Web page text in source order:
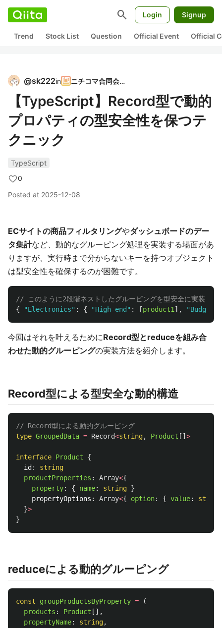
search Login Signup
Trend Stock List Question Official Event Official
@sk222in ニチコマ合同会社
【TypeScript】Record型で動的
プロパティの型安全性を保つテ
クニック
TypeScript
0
Posted at 2025-12-08
ECサイトの商品フィルタリングやダッシュボードのデー
タ集計など、動的なグルーピング処理を実装する場面があ
りますが、実行時まで分からないキーを持つオブジェクト
は型安全性を確保するのが困難です。
// このように2段階ネストしたグルーピングを型安全に実装した
{
"Electronics" : { "High-end " : [product1 ], "Budget
今回はそれを叶えるためにRecord型とreduceを組み合
わせた動的グルーピングの実装方法を紹介します。
Record型による型安全な動的構造
// Record型による動的グルーピング
type GroupedData = Record<string, Product [] >
interface Product
{
id :
string
productProperties : Array<{
property: { name: string }
propertyOptions : Array<{ option: { value:
string
}>
}
reduceによる動的グルーピング
const groupProductsByProperty =
(
products : Product [],
propertyName: string,